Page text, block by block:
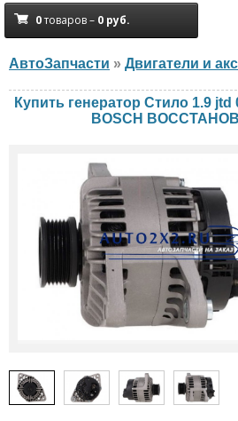
0товаров – 0 руб.
АвтоЗапчасти » Двигатели и
Купить генератор Стило 1.9 jtd
BOSCH